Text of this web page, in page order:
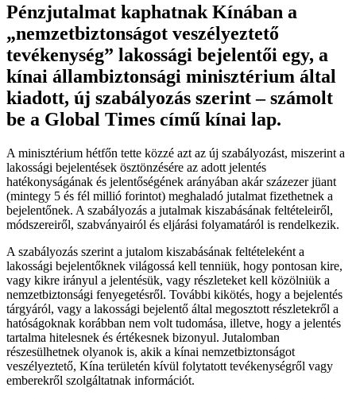
Pénzjutalmat kaphatnak Kínában a
„nemzetbiztonságot veszélyeztető
tevékenység” lakossági bejelentői egy, a
kínai állambiztonsági minisztérium által
kiadott, új szabályozás szerint – számolt
be a Global Times című kínai lap.
A minisztérium hétfőn tette közzé azt az új szabályozást, miszerint a
lakossági bejelentések ösztönzésére az adott jelentés
hatékonyságának és jelentőségének arányában akár százezer jüant
(mintegy 5 és fél millió forintot) meghaladó jutalmat fizethetnek a
bejelentőnek. A szabályozás a jutalmak kiszabásának feltételeiről,
módszereiről, szabványairól és eljárási folyamatáról is rendelkezik.
A szabályozás szerint a jutalom kiszabásának feltételeként a
lakossági bejelentőknek világossá kell tenniük, hogy pontosan kire,
vagy kikre irányul a jelentésük, vagy részleteket kell közölniük a
nemzetbiztonsági fenyegetésről. További kikötés, hogy a bejelentés
tárgyáról, vagy a lakossági bejelentő által megosztott részletekről a
hatóságoknak korábban nem volt tudomása, illetve, hogy a jelentés
tartalma hitelesnek és értékesnek bizonyul. Jutalomban
részesülhetnek olyanok is, akik a kínai nemzetbiztonságot
veszélyeztető, Kína területén kívül folytatott tevékenységről vagy
emberekről szolgáltatnak információt.